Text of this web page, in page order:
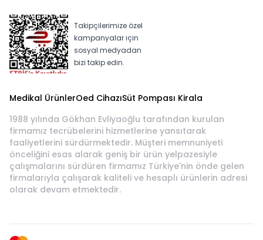
Takipçilerimize özel
kampanyalar için
sosyal medyadan
bizi takip edin.
Medikal ÜrünlerOed CihazıSüt Pompası Kirala
1988 yılında Gökhan Evliyaoğlu tarafından kurulan
firmamız tecrübelerini hizmetlerine yansıtarak
faaliyetlerini sürdürmektedir. Müşteri memnuniyeti
önceliğini esas alarak geniş bir ürün yelpazesiyle
çalışmalarını sürdüren firmamız Türkiye'nin önde gelen
firmalarıyla çalışarak kaliteli ve hesaplı ürünlerin adresi
olarak devam etmektedir.